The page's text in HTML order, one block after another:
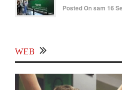
Posted On sam 16
WEB